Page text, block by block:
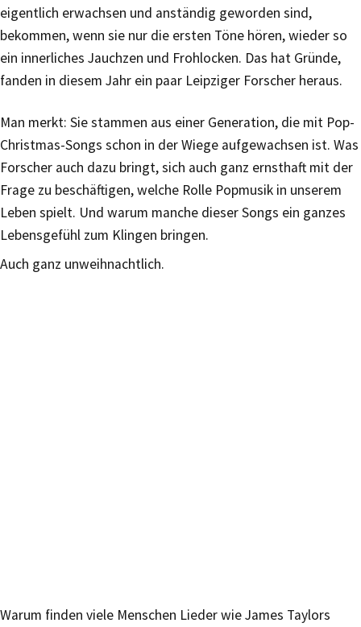
eigentlich erwachsen und anständig geworden sind,
bekommen, wenn sie nur die ersten Töne hören, wieder so
ein innerliches Jauchzen und Frohlocken. Das hat Gründe,
fanden in diesem Jahr ein paar Leipziger Forscher heraus.
Man merkt: Sie stammen aus einer Generation, die mit Pop-
Christmas-Songs schon in der Wiege aufgewachsen ist. Was
Forscher auch dazu bringt, sich auch ganz ernsthaft mit der
Frage zu beschäftigen, welche Rolle Popmusik in unserem
Leben spielt. Und warum manche dieser Songs ein ganzes
Lebensgefühl zum Klingen bringen.
Auch ganz unweihnachtlich.
Warum finden viele Menschen Lieder wie James Taylors